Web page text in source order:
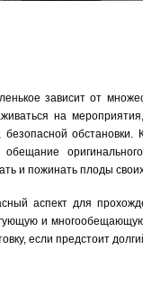
зависит от
на
обстановки.
оригинального
и пожинать плоды
аспект для
и
если предстоит